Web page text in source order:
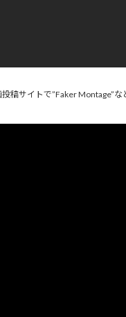
稿サイトで”Faker Montage”な